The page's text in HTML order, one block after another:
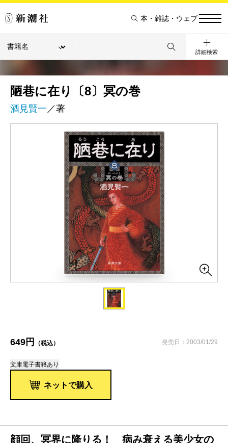
本・雑誌・ウェブ
詳細検索
陋巷に在り〔8〕冥の巻
酒見賢一 ／著
649円 （税込） 発売日：2003/01/29
文庫電子書籍あり
ネットで購入
顔回、冥界に降りる！ 病み衰える美少女の